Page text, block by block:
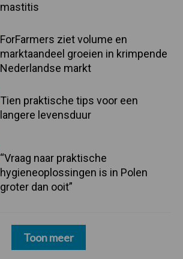
mastitis
ForFarmers ziet volume en
marktaandeel groeien in krimpende
Nederlandse markt
Tien praktische tips voor een
langere levensduur
“Vraag naar praktische
hygieneoplossingen is in Polen
groter dan ooit”
Toon meer